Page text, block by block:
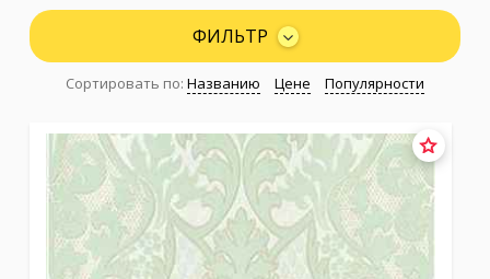
Избранное:0 товаров
Каталог
Компания
Личный кабинет
ФИЛЬТР
Сортировать по: Названию Цене Популярности